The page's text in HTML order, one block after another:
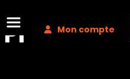
Premium
Mon compte